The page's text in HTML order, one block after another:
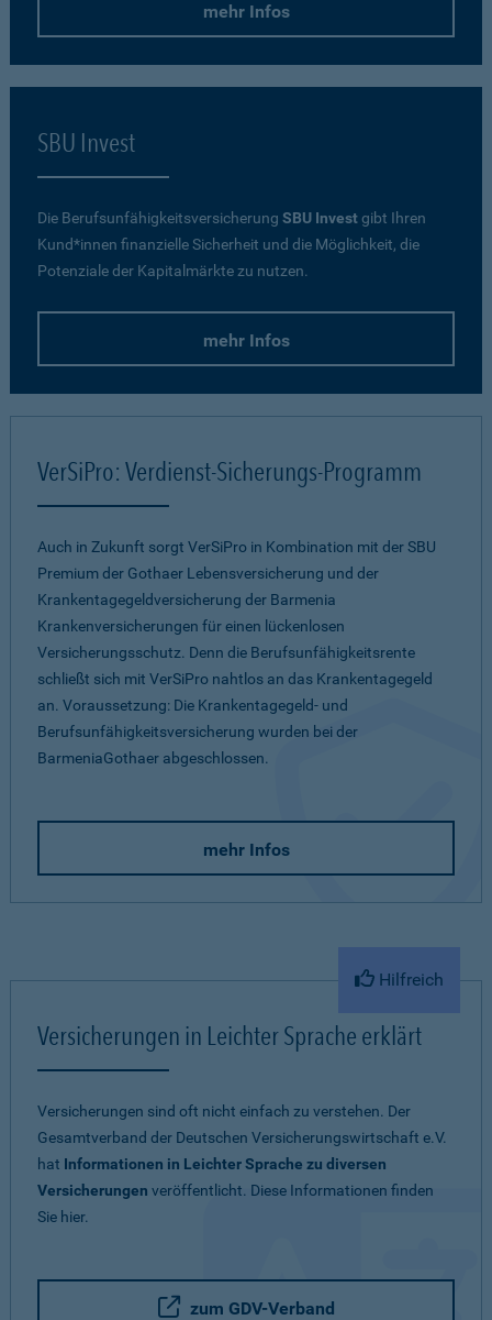
mehr Infos
SBU Invest
Die Berufsunfähigkeitsversicherung SBU Investgibt Ihren
Kund*innen finanzielle Sicherheit und die Möglichkeit, die
Potenziale der Kapitalmärkte zu nutzen.
mehr Infos
VerSiPro: Verdienst-Sicherungs-Programm
Auch in Zukunft sorgt VerSiPro in Kombination mit der SBU
Premium der Gothaer Lebensversicherung und der
Krankentagegeldversicherung der Barmenia
Krankenversicherungen für einen lückenlosen
Versicherungsschutz. Denn die Berufsunfähigkeitsrente
schließt sich mit VerSiPro nahtlos an das Krankentagegeld
an. Voraussetzung: Die Krankentagegeld- und
Berufsunfähigkeitsversicherung wurden bei der
BarmeniaGothaer abgeschlossen.
mehr Infos
Hilfreich
Versicherungen in Leichter Sprache erklärt
Versicherungen sind oft nicht einfach zu verstehen. Der
Gesamtverband der Deutschen Versicherungswirtschaft e.V.
hat Informationen in Leichter Sprache zu diversen
Versicherungen veröffentlicht. Diese Informationen finden
Sie hier.
zum GDV-Verband